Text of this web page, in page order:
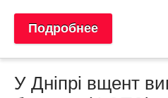
Подробнее
У Дніпрі вщент